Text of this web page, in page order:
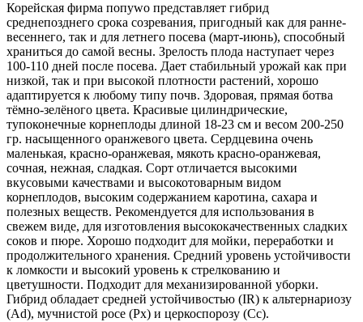
Корейская фирма попуwо представляет гибрид
среднепозднего срока созревания, пригодный как для ранне-
весеннего, так и для летнего посева (март-июнь), способный
храниться до самой весны. Зрелость плода наступает через
100-110 дней после посева. Дает стабильный урожай как при
низкой, так и при высокой плотности растений, хорошо
адаптируется к любому типу почв. Здоровая, прямая ботва
тёмно-зелёного цвета. Красивые цилиндрические,
тупоконечные корнеплоды длиной 18-23 см и весом 200-250
гр. насыщенного оранжевого цвета. Сердцевина очень
маленькая, красно-оранжевая, мякоть красно-оранжевая,
сочная, нежная, сладкая. Сорт отличается высокими
вкусовыми качествами и высокотоварным видом
корнеплодов, высоким содержанием каротина, сахара и
полезных веществ. Рекомендуется для использования в
свежем виде, для изготовления высококачественных сладких
соков и пюре. Хорошо подходит для мойки, переработки и
продолжительного хранения. Средний уровень устойчивости
к ломкости и высокий уровень к стрелкованию и
цветушности. Подходит для механизированной уборки.
Гибрид обладает средней устойчивостью (IR) к альтернариозу
(Ad), мучнистой росе (Рх) и церкоспорозу (Сс).